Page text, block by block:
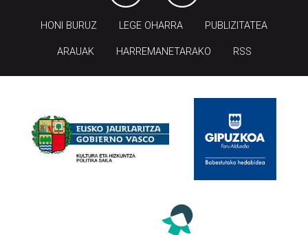
HONI BURUZ LEGE OHARRA PUBLIZITATEA
ARAUAK HARREMANETARAKO RSS